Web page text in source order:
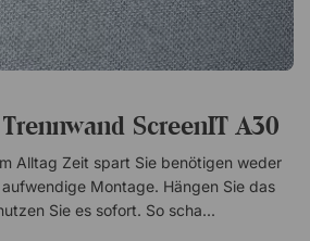
ScreenIT A30
Alltag Zeit spart Sie benötigen weder
Montage. Hängen Sie das
Sie es sofort. So schaffen Sie